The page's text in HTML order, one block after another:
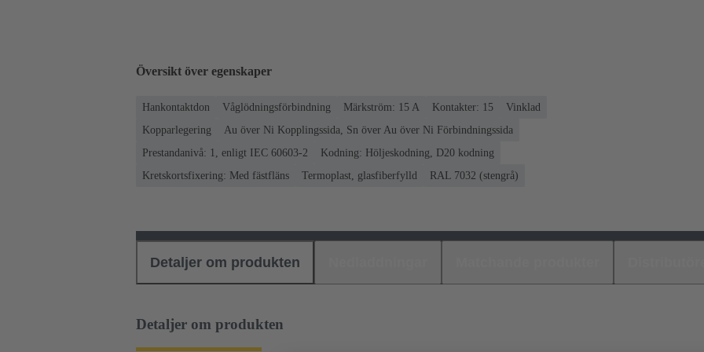
Översikt över egenskaper
Hankontaktdon Våglödningsförbindning Märkström: ‌15 A Kontakter: 15
Vinklad
Kopparlegering
Au över Ni Kopplingssida, Sn över Au över Ni Förbindningssida
Prestandanivå: 1, enligt IEC 60603-2
Kodning: Höljeskodning, D20 kodning
Kretskortsfixering: Med fästfläns
Termoplast, glasfiberfylld RAL 7032 (stengrå)
Detaljer om produkten
Detaljer om produkten